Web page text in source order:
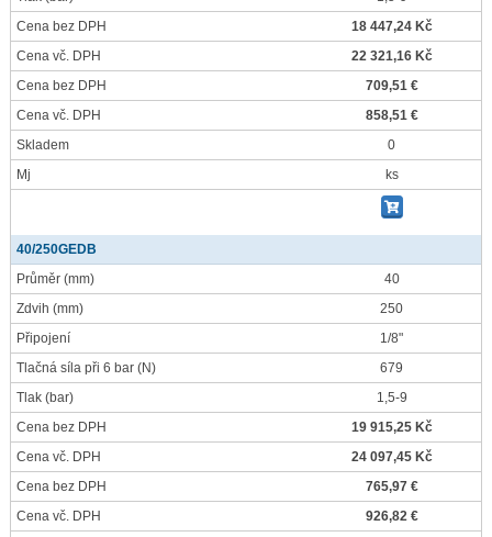
Cena bez DPH
18 447,24 Kč
Cena vč. DPH
22 321,16 Kč
Cena bez DPH
709,51 €
Cena vč. DPH
858,51 €
Skladem
0
Mj
ks
40/250GEDB
Průměr (mm)
40
Zdvih (mm)
250
Připojení
1/8"
Tlačná síla při 6 bar (N)
679
Tlak (bar)
1,5-9
Cena bez DPH
19 915,25 Kč
Cena vč. DPH
24 097,45 Kč
Cena bez DPH
765,97 €
Cena vč. DPH
926,82 €